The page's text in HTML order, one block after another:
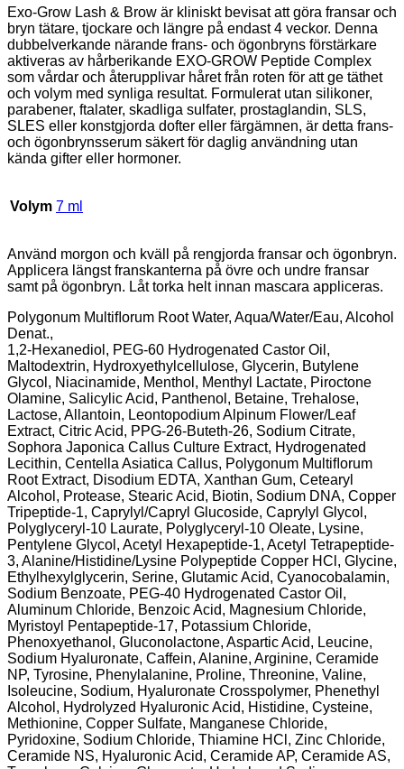
Exo-Grow Lash & Brow är kliniskt bevisat att göra fransar och
bryn tätare, tjockare och längre på endast 4 veckor. Denna
dubbelverkande närande frans- och ögonbryns förstärkare
aktiveras av hårberikande EXO-GROW Peptide Complex
som vårdar och återupplivar håret från roten för att ge täthet
och volym med synliga resultat. Formulerat utan silikoner,
parabener, ftalater, skadliga sulfater, prostaglandin, SLS,
SLES eller konstgjorda dofter eller färgämnen, är detta frans-
och ögonbrynsserum säkert för daglig användning utan
kända gifter eller hormoner.
Volym 7 ml
Använd morgon och kväll på rengjorda fransar och ögonbryn.
Applicera längst franskanterna på övre och undre fransar
samt på ögonbryn. Låt torka helt innan mascara appliceras.
Polygonum Multiﬂorum Root Water, Aqua/Water/Eau, Alcohol
Denat.,
1,2-Hexanediol, PEG-60 Hydrogenated Castor Oil,
Maltodextrin, Hydroxyethylcellulose, Glycerin, Butylene
Glycol, Niacinamide, Menthol, Menthyl Lactate, Piroctone
Olamine, Salicylic Acid, Panthenol, Betaine, Trehalose,
Lactose, Allantoin, Leontopodium Alpinum Flower/Leaf
Extract, Citric Acid, PPG-26-Buteth-26, Sodium Citrate,
Sophora Japonica Callus Culture Extract, Hydrogenated
Lecithin, Centella Asiatica Callus, Polygonum Multiﬂorum
Root Extract, Disodium EDTA, Xanthan Gum, Cetearyl
Alcohol, Protease, Stearic Acid, Biotin, Sodium DNA, Copper
Tripeptide-1, Caprylyl/Capryl Glucoside, Caprylyl Glycol,
Polyglyceryl-10 Laurate, Polyglyceryl-10 Oleate, Lysine,
Pentylene Glycol, Acetyl Hexapeptide-1, Acetyl Tetrapeptide-
3, Alanine/Histidine/Lysine Polypeptide Copper HCl, Glycine,
Ethylhexylglycerin, Serine, Glutamic Acid, Cyanocobalamin,
Sodium Benzoate, PEG-40 Hydrogenated Castor Oil,
Aluminum Chloride, Benzoic Acid, Magnesium Chloride,
Myristoyl Pentapeptide-17, Potassium Chloride,
Phenoxyethanol, Gluconolactone, Aspartic Acid, Leucine,
Sodium Hyaluronate, Caffein, Alanine, Arginine, Ceramide
NP, Tyrosine, Phenylalanine, Proline, Threonine, Valine,
Isoleucine, Sodium, Hyaluronate Crosspolymer, Phenethyl
Alcohol, Hydrolyzed Hyaluronic Acid, Histidine, Cysteine,
Methionine, Copper Sulfate, Manganese Chloride,
Pyridoxine, Sodium Chloride, Thiamine HCl, Zinc Chloride,
Ceramide NS, Hyaluronic Acid, Ceramide AP, Ceramide AS,